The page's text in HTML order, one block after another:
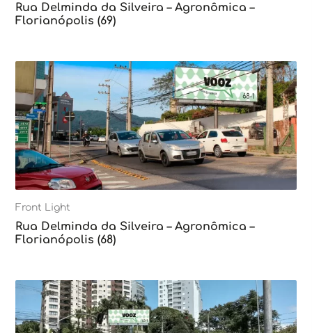
Rua Delminda da Silveira – Agronômica –
Florianópolis (69)
Front Light
Rua Delminda da Silveira – Agronômica –
Florianópolis (68)